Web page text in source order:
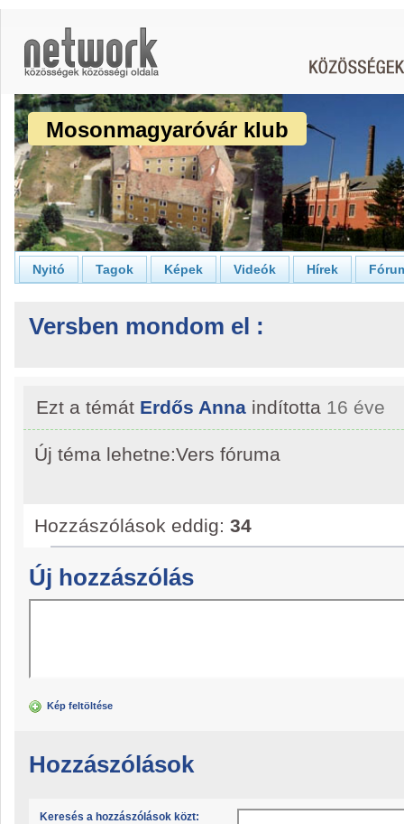
Mosonmagyaróvár klub
Nyitó Tagok Képek Videók Hírek
Versben mondom el :
Ezt a témát Erdős Anna indította 16 éve
Új téma lehetne:Vers fóruma
Hozzászólások eddig: 34
Új hozzászólás
Kép feltöltése
Hozzászólások
Keresés a hozzászólások közt: